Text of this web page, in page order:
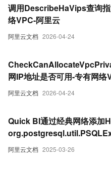
阿里云文档 2026-04-24
调用DescribeHaVips查询
络VPC-阿里云
阿里云文档 2026-04-24
网IP地址是否可用-专有网络
阿里云文档 2025-03-26
Quick BI通过经典网络添加
c15e650375330: Reject ip ...